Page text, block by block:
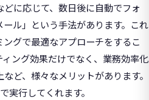
に応じて、数日後に自動でフォ
ル」という手法があります。これ
グで最適なアプローチをするこ
ング効果だけでなく、業務効率化
ど、様々なメリットがあります。
実行してくれます。